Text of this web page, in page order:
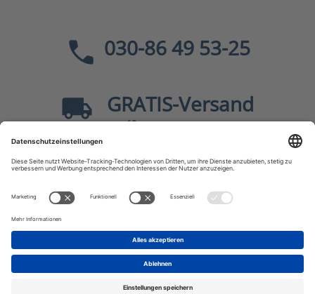
030-86 49 53-25
GRATIS-Versand
40
Sicher dank SSL
* Alle Preiseinkl. MwSt., zzgl.Versandkosten
JF-Buchdienst – Aktuelle Bücher zu Politik, Geschichte,